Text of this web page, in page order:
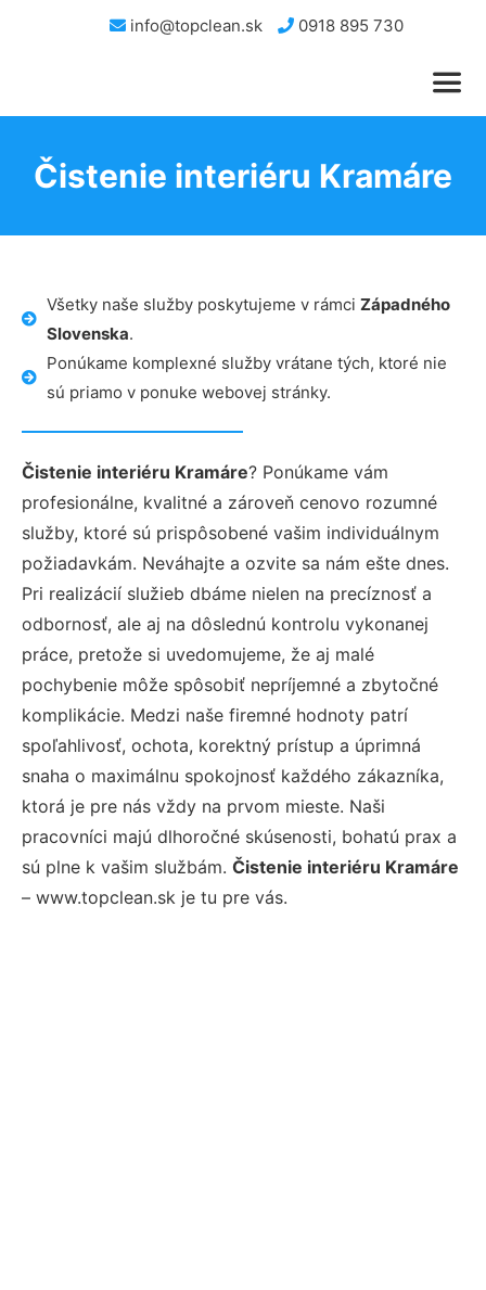
info@topclean.sk 0918 895 730
Čistenie interiéru Kramáre
Všetky naše služby poskytujeme v rámci Západného
Slovenska.
Ponúkame komplexné služby vrátane tých, ktoré nie
sú priamo v ponuke webovej stránky.
Čistenie interiéru Kramáre? Ponúkame vám
profesionálne, kvalitné a zároveň cenovo rozumné
služby, ktoré sú prispôsobené vašim individuálnym
požiadavkám. Neváhajte a ozvite sa nám ešte dnes.
Pri realizácií služieb dbáme nielen na precíznosť a
odbornosť, ale aj na dôslednú kontrolu vykonanej
práce, pretože si uvedomujeme, že aj malé
pochybenie môže spôsobiť nepríjemné a zbytočné
komplikácie. Medzi naše firemné hodnoty patrí
spoľahlivosť, ochota, korektný prístup a úprimná
snaha o maximálnu spokojnosť každého zákazníka,
ktorá je pre nás vždy na prvom mieste. Naši
pracovníci majú dlhoročné skúsenosti, bohatú prax a
sú plne k vašim službám. Čistenie interiéru Kramáre
– www.topclean.sk je tu pre vás.